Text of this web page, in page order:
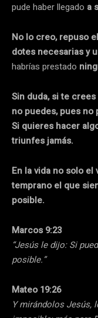
pude haber llegado a
No lo creo, repuso
dotes necesarias y
habrías prestado
Sin duda, si te
no puedes, pues no
Si quieres hacer
triunfes jamás.
En la vida no solo el
temprano el que
posible.
Marcos 9:23
“Jesús le dijo: Si
posible.”
Mateo 19:26
Y mirándolos Jesús,